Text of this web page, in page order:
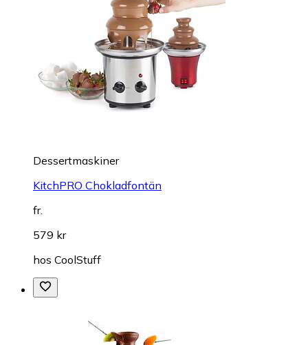
Dessertmaskiner
KitchPRO Chokladfontän
fr.
579 kr
hos CoolStuff